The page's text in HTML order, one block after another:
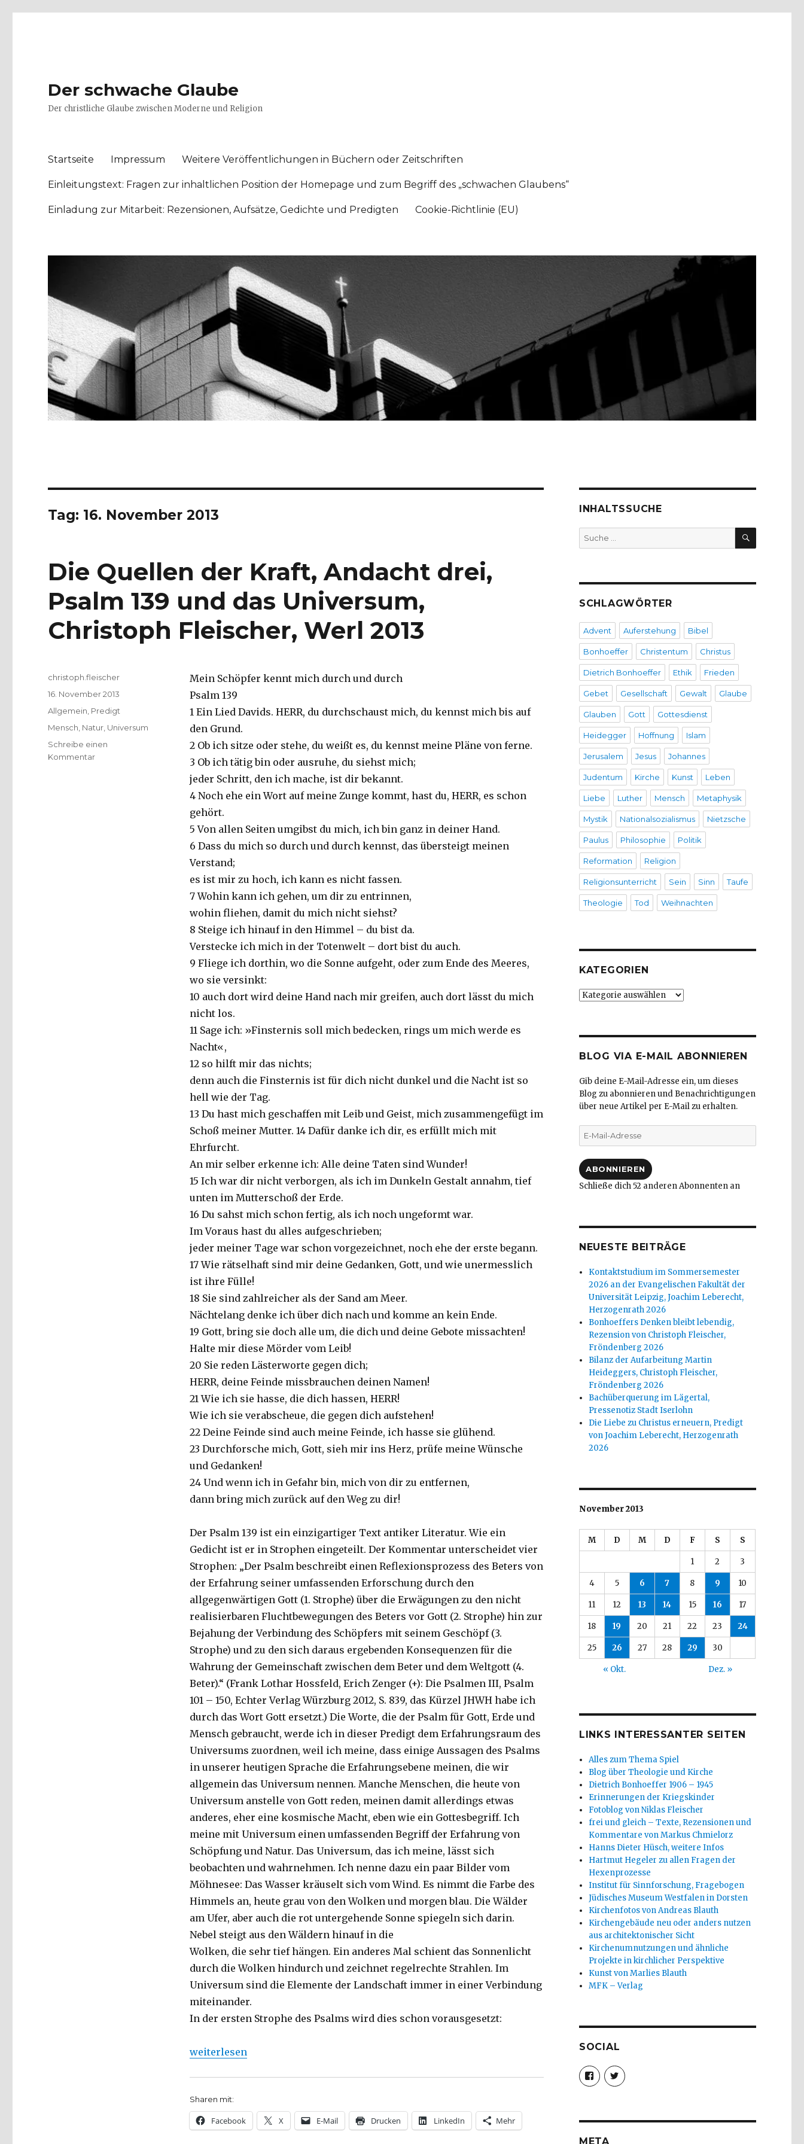
Der schwache Glaube
Der christliche Glaube zwischen Moderne und Religion
Startseite Impressum Weitere Veröffentlichungen in Büchern oder Zeitschriften
Einleitungstext: Fragen zur inhaltlichen Position der Homepage und zum Begriff des „schwachen Glaubens“
Einladung zur Mitarbeit: Rezensionen, Aufsätze, Gedichte und Predigten Cookie-Richtlinie (EU)
Tag: 16. November 2013
Die Quellen der Kraft, Andacht drei,
Psalm 139 und das Universum,
Christoph Fleischer, Werl 2013
Mein Schöpfer kennt mich durch und durch
Psalm 139
1 Ein Lied Davids. HERR, du durchschaust mich, du kennst mich bis auf
den Grund.
2 Ob ich sitze oder stehe, du weißt es, du kennst meine Pläne von ferne.
3 Ob ich tätig bin oder ausruhe, du siehst mich;
jeder Schritt, den ich mache, ist dir bekannt.
4 Noch ehe ein Wort auf meine Zunge kommt, hast du, HERR, es schon
gehört.
5 Von allen Seiten umgibst du mich, ich bin ganz in deiner Hand.
6 Dass du mich so durch und durch kennst, das übersteigt meinen
Verstand;
es ist mir zu hoch, ich kann es nicht fassen.
7 Wohin kann ich gehen, um dir zu entrinnen,
wohin fliehen, damit du mich nicht siehst?
8 Steige ich hinauf in den Himmel – du bist da.
Verstecke ich mich in der Totenwelt – dort bist du auch.
9 Fliege ich dorthin, wo die Sonne aufgeht, oder zum Ende des Meeres,
wo sie versinkt:
10 auch dort wird deine Hand nach mir greifen, auch dort lässt du mich
nicht los.
11 Sage ich: »Finsternis soll mich bedecken, rings um mich werde es
Nacht«,
12 so hilft mir das nichts;
denn auch die Finsternis ist für dich nicht dunkel und die Nacht ist so
hell wie der Tag.
13 Du hast mich geschaffen mit Leib und Geist, mich zusammengefügt im
Schoß meiner Mutter. 14 Dafür danke ich dir, es erfüllt mich mit
Ehrfurcht.
An mir selber erkenne ich: Alle deine Taten sind Wunder!
15 Ich war dir nicht verborgen, als ich im Dunkeln Gestalt annahm, tief
unten im Mutterschoß der Erde.
16 Du sahst mich schon fertig, als ich noch ungeformt war.
Im Voraus hast du alles aufgeschrieben;
jeder meiner Tage war schon vorgezeichnet, noch ehe der erste begann.
17 Wie rätselhaft sind mir deine Gedanken, Gott, und wie unermesslich
ist ihre Fülle!
18 Sie sind zahlreicher als der Sand am Meer.
Nächtelang denke ich über dich nach und komme an kein Ende.
19 Gott, bring sie doch alle um, die dich und deine Gebote missachten!
Halte mir diese Mörder vom Leib!
20 Sie reden Lästerworte gegen dich;
HERR, deine Feinde missbrauchen deinen Namen!
21 Wie ich sie hasse, die dich hassen, HERR!
Wie ich sie verabscheue, die gegen dich aufstehen!
22 Deine Feinde sind auch meine Feinde, ich hasse sie glühend.
23 Durchforsche mich, Gott, sieh mir ins Herz, prüfe meine Wünsche
und Gedanken!
24 Und wenn ich in Gefahr bin, mich von dir zu entfernen,
dann bring mich zurück auf den Weg zu dir!
Der Psalm 139 ist ein einzigartiger Text antiker Literatur. Wie ein
Gedicht ist er in Strophen eingeteilt. Der Kommentar unterscheidet vier
Strophen: „Der Psalm beschreibt einen Reflexionsprozess des Beters von
der Erfahrung seiner umfassenden Erforschung durch den
allgegenwärtigen Gott (1. Strophe) über die Erwägungen zu den nicht
realisierbaren Fluchtbewegungen des Beters vor Gott (2. Strophe) hin zur
Bejahung der Verbindung des Schöpfers mit seinem Geschöpf (3.
Strophe) und zu den sich daraus ergebenden Konsequenzen für die
Wahrung der Gemeinschaft zwischen dem Beter und dem Weltgott (4.
Beter).“ (Frank Lothar Hossfeld, Erich Zenger (+): Die Psalmen III, Psalm
101 – 150, Echter Verlag Würzburg 2012, S. 839, das Kürzel JHWH habe ich
durch das Wort Gott ersetzt.) Die Worte, die der Psalm für Gott, Erde und
Mensch gebraucht, werde ich in dieser Predigt dem Erfahrungsraum des
Universums zuordnen, weil ich meine, dass einige Aussagen des Psalms
in unserer heutigen Sprache die Erfahrungsebene meinen, die wir
allgemein das Universum nennen. Manche Menschen, die heute von
Universum anstelle von Gott reden, meinen damit allerdings etwas
anderes, eher eine kosmische Macht, eben wie ein Gottesbegriff. Ich
meine mit Universum einen umfassenden Begriff der Erfahrung von
Schöpfung und Natur. Das Universum, das ich meine, lässt sich
beobachten und wahrnehmen. Ich nenne dazu ein paar Bilder vom
Möhnesee: Das Wasser kräuselt sich vom Wind. Es nimmt die Farbe des
Himmels an, heute grau von den Wolken und morgen blau. Die Wälder
am Ufer, aber auch die rot untergehende Sonne spiegeln sich darin.
Nebel steigt aus den Wäldern hinauf in die
Wolken, die sehr tief hängen. Ein anderes Mal schient das Sonnenlicht
durch die Wolken hindurch und zeichnet regelrechte Strahlen. Im
Universum sind die Elemente der Landschaft immer in einer Verbindung
miteinander.
In der ersten Strophe des Psalms wird dies schon vorausgesetzt:
„Die Quellen der Kraft, Andacht drei, Psalm 139 und das Universum, Christoph Fleischer, Werl 2013“
weiterlesen
Sharen mit:
Facebook X E-Mail Drucken LinkedIn Mehr
Autor
christoph.fleischer
Veröffentlicht
am
16. November 2013
Kategorien
Allgemein Predigt
Schlagwörter
Mensch Natur Universum
Schreibe einen
Kommentarzu
INHALTSSUCHE
Suche
nach:
SUCHEN
SCHLAGWÖRTER
Advent Auferstehung Bibel
Bonhoeffer Christentum Christus
Dietrich Bonhoeffer Ethik Frieden
Gebet Gesellschaft Gewalt Glaube
Glauben Gott Gottesdienst
Heidegger Hoffnung Islam
Jerusalem Jesus Johannes
Judentum Kirche Kunst Leben
Liebe Luther Mensch Metaphysik
Mystik Nationalsozialismus Nietzsche
Paulus Philosophie Politik
Reformation Religion
Religionsunterricht Sein Sinn Taufe
Theologie Tod Weihnachten
KATEGORIEN
Kategorien
BLOG VIA E-MAIL ABONNIEREN
Gib deine E-Mail-Adresse ein, um dieses
Blog zu abonnieren und Benachrichtigungen
über neue Artikel per E-Mail zu erhalten.
E-
Mail-
ABONNIEREN
Schließe dich 52 anderen Abonnenten an
NEUESTE BEITRÄGE
Kontaktstudium im Sommersemester
2026 an der Evangelischen Fakultät der
Universität Leipzig, Joachim Leberecht,
Herzogenrath 2026
Bonhoeffers Denken bleibt lebendig,
Rezension von Christoph Fleischer,
Fröndenberg 2026
Bilanz der Aufarbeitung Martin
Heideggers, Christoph Fleischer,
Fröndenberg 2026
Bachüberquerung im Lägertal,
Pressenotiz Stadt Iserlohn
Die Liebe zu Christus erneuern, Predigt
von Joachim Leberecht, Herzogenrath
2026
November 2013
M D M D F S S
1 2 3
4 5 6 7 8 9 10
11 12 13 14 15 16 17
18 19 20 21 22 23 24
25 26 27 28 29 30
« Okt. Dez. »
LINKS INTERESSANTER SEITEN
Alles zum Thema Spiel
Blog über Theologie und Kirche
Dietrich Bonhoeffer 1906 – 1945
Erinnerungen der Kriegskinder
Fotoblog von Niklas Fleischer
frei und gleich – Texte, Rezensionen und
Kommentare von Markus Chmielorz
Hanns Dieter Hüsch, weitere Infos
Hartmut Hegeler zu allen Fragen der
Hexenprozesse
Institut für Sinnforschung, Fragebogen
Jüdisches Museum Westfalen in Dorsten
Kirchenfotos von Andreas Blauth
Kirchengebäude neu oder anders nutzen
aus architektonischer Sicht
Kirchenumnutzungen und ähnliche
Projekte in kirchlicher Perspektive
Kunst von Marlies Blauth
MFK – Verlag
SOCIAL
Profil
von
christoph.fleischer1
anzeigen
Profil
von
anzeigen
META